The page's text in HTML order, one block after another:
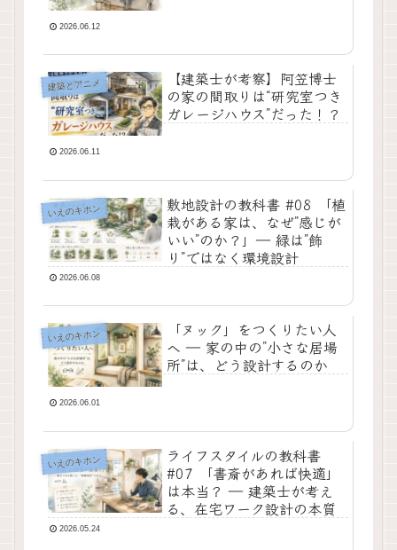
2026.06.12
建築とアニメ
【建築士が考察】阿笠博士
の家の間取りは“研究室つき
ガレージハウス”だった！？
2026.06.11
いえのキホン
敷地設計の教科書 #08 「植
栽がある家は、なぜ”感じが
いい”のか？」― 緑は”飾
り”ではなく環境設計
2026.06.08
いえのキホン
「ヌック」をつくりたい人
へ ― 家の中の”小さな居場
所”は、どう設計するのか
2026.06.01
いえのキホン
ライフスタイルの教科書
#07 「書斎があれば快適」
は本当？ ― 建築士が考え
る、在宅ワーク設計の本質
2026.05.24